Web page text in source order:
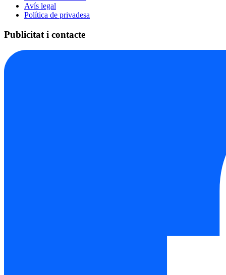
Avís legal
Política de privadesa
Publicitat i contacte